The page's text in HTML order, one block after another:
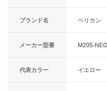
ブランド名 ペリカン
メーカー型番 M205-
代表カラー イエロー